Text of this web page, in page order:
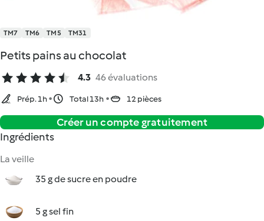
TM7 TM6 TM5 TM31
Petits pains au chocolat
4.3 46 évaluations
Prép. 1h Total 13h 12 pièces
Créer un compte gratuitement
Ingrédients
La veille
35 g de sucre en poudre
5 g sel fin